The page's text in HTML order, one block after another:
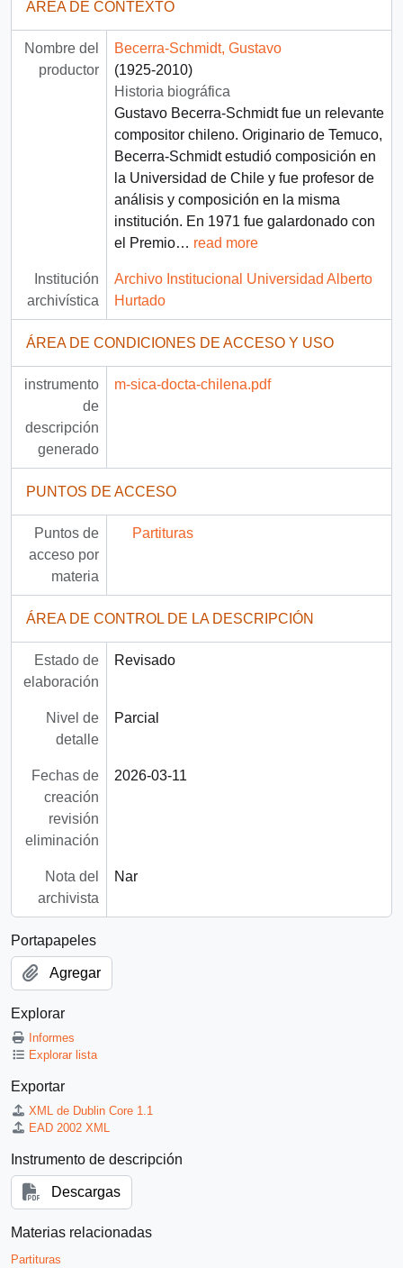
ÁREA DE CONTEXTO
Nombre del
productor
Becerra-Schmidt, Gustavo
(1925-2010)
Historia biográfica
Gustavo Becerra-Schmidt fue un relevante
compositor chileno. Originario de Temuco,
Becerra-Schmidt estudió composición en
la Universidad de Chile y fue profesor de
análisis y composición en la misma
institución. En 1971 fue galardonado con
el Premio… read more
Institución
archivística
Archivo Institucional Universidad Alberto
Hurtado
ÁREA DE CONDICIONES DE ACCESO Y USO
instrumento
de
descripción
generado
m-sica-docta-chilena.pdf
PUNTOS DE ACCESO
Puntos de
acceso por
materia
Partituras
ÁREA DE CONTROL DE LA DESCRIPCIÓN
Estado de
elaboración
Revisado
Nivel de
detalle
Parcial
Fechas de
creación
revisión
eliminación
2026-03-11
Nota del
archivista
Nar
Portapapeles
Agregar
Explorar
Informes
Explorar lista
Exportar
XML de Dublin Core 1.1
EAD 2002 XML
Instrumento de descripción
Descargas
Materias relacionadas
Partituras